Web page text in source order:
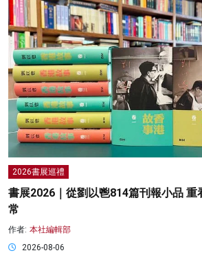
2026書展巡禮
書展2026｜從劉以鬯814篇刊報小品 重
常
作者: 本社編輯部
2026-08-06